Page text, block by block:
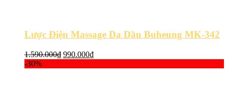
Lược Điện Massage Da Dầu Buheung MK-342
1.590.000₫ Giá
990.000₫Giá
-30%